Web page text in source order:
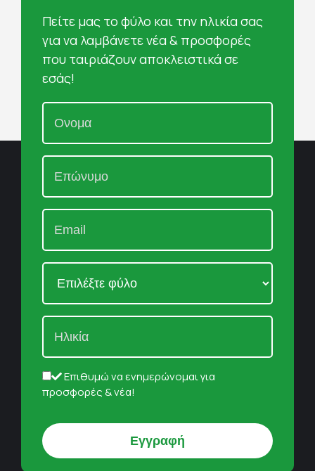
Πείτε μας το φύλο και την ηλικία σας
για να λαμβάνετε νέα & προσφορές
που ταιριάζουν αποκλειστικά σε
εσάς!
Επιθυμώ να ενημερώνομαι για
προσφορές & νέα!